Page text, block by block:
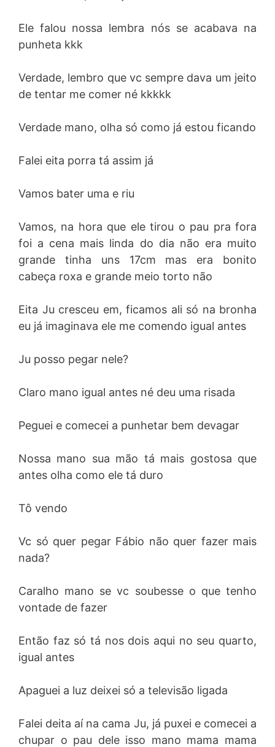
Ele falou nossa lembra nós se acabava na
punheta kkk
Verdade, lembro que vc sempre dava um jeito
de tentar me comer né kkkkk
Verdade mano, olha só como já estou ficando
Falei eita porra tá assim já
Vamos bater uma e riu
Vamos, na hora que ele tirou o pau pra fora
foi a cena mais linda do dia não era muito
grande tinha uns 17cm mas era bonito
cabeça roxa e grande meio torto não
Eita Ju cresceu em, ficamos ali só na bronha
eu já imaginava ele me comendo igual antes
Ju posso pegar nele?
Claro mano igual antes né deu uma risada
Peguei e comecei a punhetar bem devagar
Nossa mano sua mão tá mais gostosa que
antes olha como ele tá duro
Tô vendo
Vc só quer pegar Fábio não quer fazer mais
nada?
Caralho mano se vc soubesse o que tenho
vontade de fazer
Então faz só tá nos dois aqui no seu quarto,
igual antes
Apaguei a luz deixei só a televisão ligada
Falei deita aí na cama Ju, já puxei e comecei a
chupar o pau dele isso mano mama mama